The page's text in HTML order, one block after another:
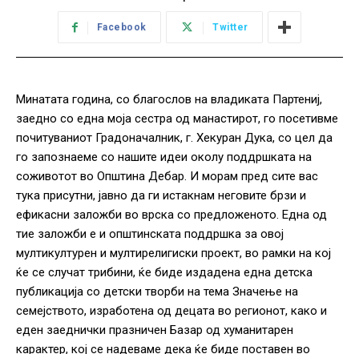
Facebook Twitter
Минатата година, со благослов на владиката Партениј,
заедно со една моја сестра од манастирот, го посетивме
почитуваниот Градоначалник, г. Хекуран Дука, со цел да
го запознаеме со нашите идеи околу поддршката на
соживотот во Општина Дебар. И морам пред сите вас
тука присутни, јавно да ги истакнам неговите брзи и
ефикасни заложби во врска со предложеното. Една од
тие заложби е и општинската поддршка за овој
мултикултурен и мултирелигиски проект, во рамки на кој
ќе се случат трибини, ќе биде издадена една детска
публикација со детски творби на тема Значење на
семејството, изработена од децата во регионот, како и
еден заеднички празничен Базар од хуманитарен
карактер, кој се надеваме дека ќе биде поставен во